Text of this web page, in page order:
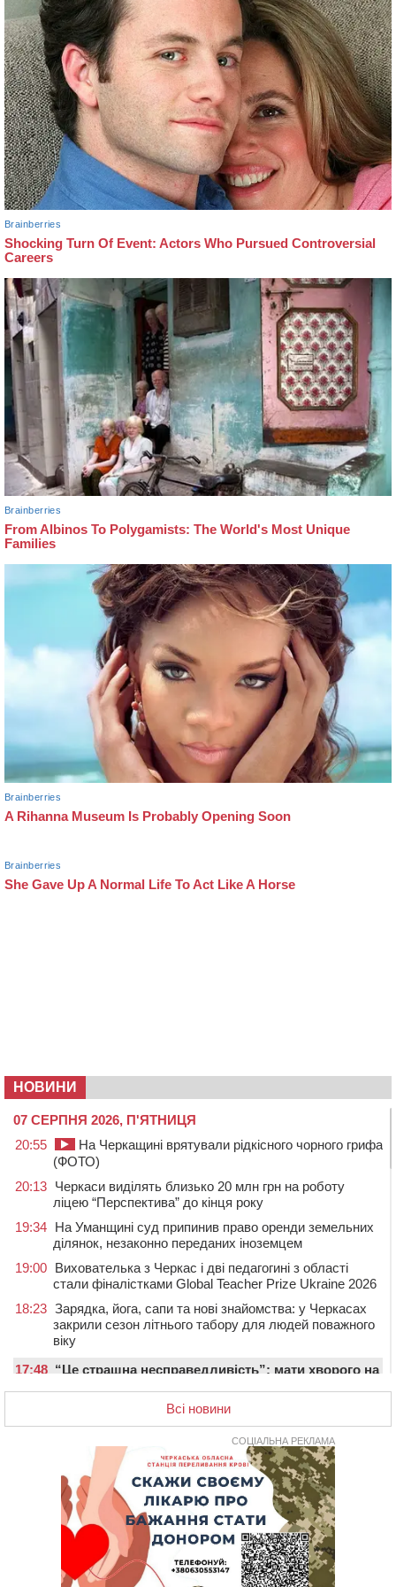
НОВИНИ
07 СЕРПНЯ 2026, П'ЯТНИЦЯ
20:55
На Черкащині врятували рідкісного чорного грифа
(ФОТО)
20:13 Черкаси виділять близько 20 млн грн на роботу
ліцею “Перспектива” до кінця року
19:34 На Уманщині суд припинив право оренди земельних
ділянок, незаконно переданих іноземцем
19:00 Вихователька з Черкас і дві педагогині з області
стали фіналістками Global Teacher Prize Ukraine 2026
18:23 Зарядка, йога, сапи та нові знайомства: у Черкасах
закрили сезон літнього табору для людей поважного
віку
17:48 “Це страшна несправедливість”: мати хворого на
ОВА виділити кошти на дороговартісні ліки
17:15 На Уманщині судитимуть колишню очільницю відділу
освіти через закупівлю електрики за завищеною
У Черкасах провели в останню путь двох
загиблих воїнів
До 1 вересня у Черкасах оновлюють дорожню
розмітку біля навчальних закладів (ФОТОФАКТ)
На честь загиблого захисника і чемпіона світу в
Всі новини
СОЦІАЛЬНА РЕКЛАМА